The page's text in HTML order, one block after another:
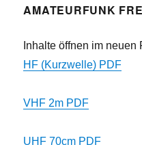
AMATEURFUNK
Inhalte öffnen im neuen
HF (Kurzwelle) PDF
VHF 2m PDF
UHF 70cm PDF